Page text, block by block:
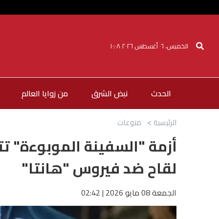
الخميس، ٠٦ أغسطس ٢٠٢٦ ١٠:٠٨
الحدث نبض الشرق من زوايا العالم
الرئيسية منوعات
أزمة "السفينة الموبوءة"
لقاح ضد فيروس "هانتا"
الجمعة 08 مايو 2026 | 02:42